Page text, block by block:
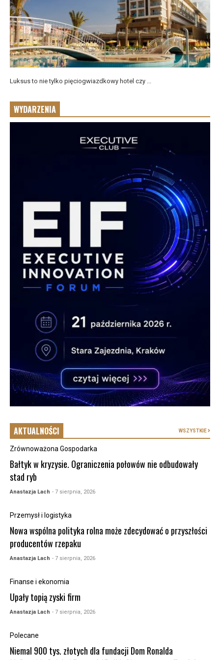
Luksus to nie tylko pięciogwiazdkowy hotel czy ...
WYDARZENIA
AKTUALNOŚCI WSZYSTKIE
Zrównoważona Gospodarka
Bałtyk w kryzysie. Ograniczenia połowów nie odbudowały
stad ryb
Anastazja Lach - 7 sierpnia, 2026
Przemysł i logistyka
Nowa wspólna polityka rolna może zdecydować o przyszłości
producentów rzepaku
Anastazja Lach - 7 sierpnia, 2026
Finanse i ekonomia
Upały topią zyski firm
Anastazja Lach - 7 sierpnia, 2026
Polecane
Niemal 900 tys. złotych dla fundacji Dom Ronalda